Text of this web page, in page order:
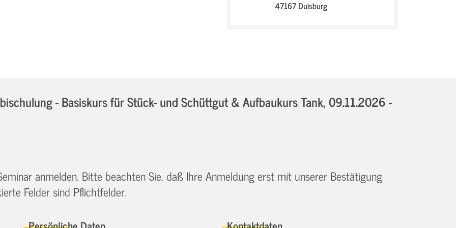
47167 Duisburg
- Basiskurs für Stück- und Schüttgut & Aufbaukurs Tank,09.11.2026 -
anmelden. Bitte beachten Sie, daß Ihre Anmeldung erst mit unserer Bestätigung
Felder sind Pflichtfelder.